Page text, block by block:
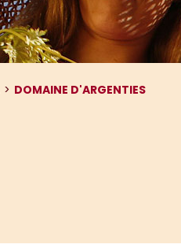
DOMAINE D'ARGENTIES